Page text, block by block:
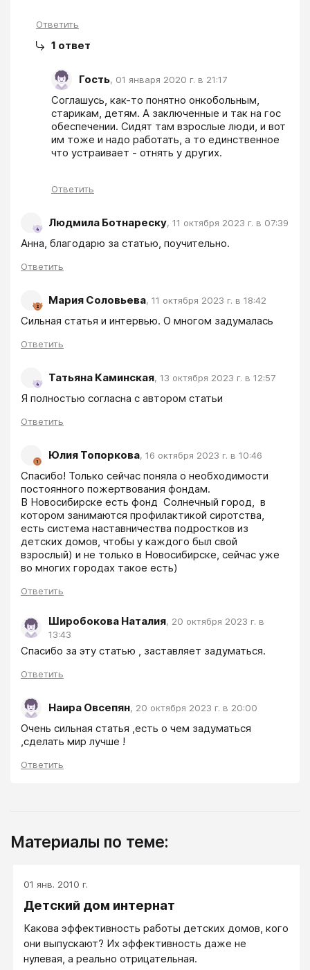
Ответить
1 ответ
Гость, 01 января 2020 г. в 21:17
Соглашусь, как-то понятно онкобольным,
старикам, детям. А заключенные и так на гос
обеспечении. Сидят там взрослые люди, и вот
им тоже и надо работать, а то единственное
что устраивает - отнять у других.
Ответить
Людмила Ботнареску, 11 октября 2023 г. в 07:39
Анна, благодарю за статью, поучительно.
Ответить
Мария Соловьева, 11 октября 2023 г. в 18:42
Сильная статья и интервью. О многом задумалась
Ответить
Татьяна Каминская, 13 октября 2023 г. в 12:57
Я полностью согласна с автором статьи
Ответить
Юлия Топоркова, 16 октября 2023 г. в 10:46
Спасибо! Только сейчас поняла о необходимости
постоянного пожертвования фондам.
В Новосибирске есть фонд  Солнечный город,  в
котором занимаются профилактикой сиротства,
есть система наставничества подростков из
детских домов, чтобы у каждого был свой
взрослый) и не только в Новосибирске, сейчас уже
во многих городах такое есть)
Ответить
Широбокова Наталия, 20 октября 2023 г. в
13:43
Спасибо за эту статью , заставляет задуматься.
Ответить
Наира Овсепян, 20 октября 2023 г. в 20:00
Очень сильная статья ,есть о чем задуматься
,сделать мир лучше !
Ответить
Материалы по теме:
01 янв. 2010 г.
Детский дом интернат
Какова эффективность работы детских домов, кого
они выпускают? Их эффективность даже не
нулевая, а реально отрицательная.